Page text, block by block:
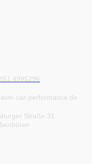
4995296
car-performance.de
Straße 31